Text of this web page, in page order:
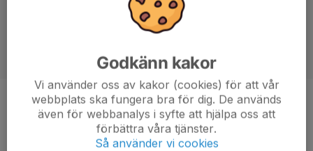
Position
-
12 år
Godkänn kakor
Vi använder oss av kakor (cookies) för att vår
webbplats ska fungera bra för dig. De används
även för webbanalys i syfte att hjälpa oss att
förbättra våra tjänster.
Så använder vi cookies